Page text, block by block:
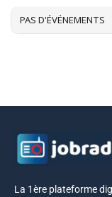
PAS D'ÉVÉNEMENTS
La 1ère plateforme